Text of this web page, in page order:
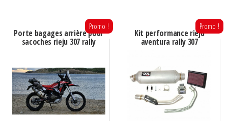
Porte bagages arrière pour
sacoches rieju 307 rally
Promo !
Kit performance rieju
aventura rally 307
Promo !